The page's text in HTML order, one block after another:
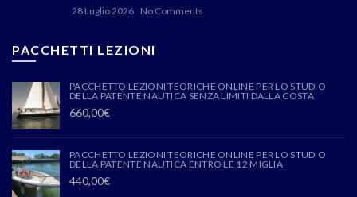
28 Luglio 2026 No Comments
PACCHETTI LEZIONI
PACCHETTO LEZIONI TEORICHE ONLINE PER LO STUDIO
DELLA PATENTE NAUTICA SENZA LIMITI DALLA COSTA
660,00€
PACCHETTO LEZIONI TEORICHE ONLINE PER LO STUDIO
DELLA PATENTE NAUTICA ENTRO LE 12 MIGLIA
440,00€